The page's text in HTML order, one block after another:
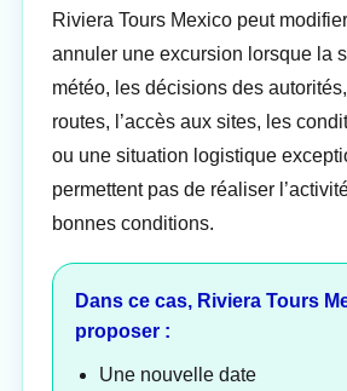
Riviera Tours Mexico peut
annuler une excursion lorsque la
météo, les décisions des
routes, l’accès aux sites, les
ou une situation logistique
permettent pas de réaliser
bonnes conditions.
Dans ce cas, Riviera Tours
proposer :
Une nouvelle date